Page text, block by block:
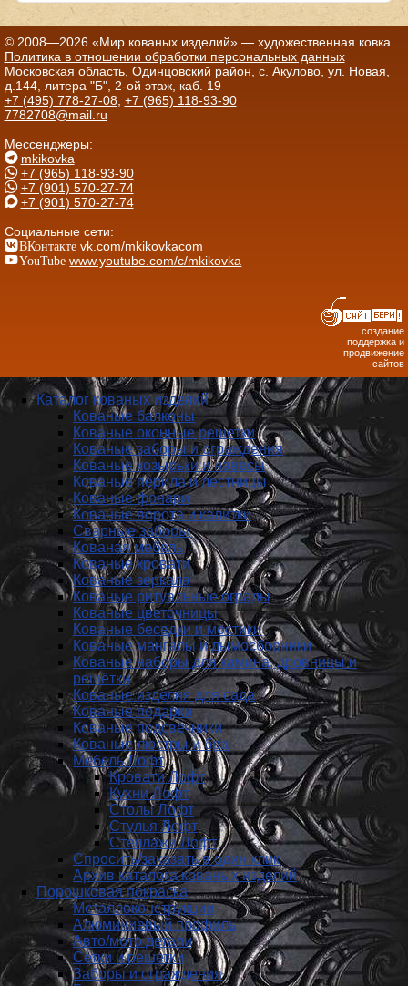
© 2008—2026 «Мир кованых изделий» — художественная ковка
Политика в отношении обработки персональных данных
Московская область, Одинцовский район, с. Акулово, ул. Новая,
д.144, литера "Б", 2-ой этаж, каб. 19
+7 (495) 778-27-08, +7 (965) 118-93-90
7782708@mail.ru
Мессенджеры:
mkikovka
+7 (965) 118-93-90
+7 (901) 570-27-74
+7 (901) 570-27-74
Социальные сети:
ВКонтакте vk.com/mkikovkacom
YouTube www.youtube.com/c/mkikovka
создание
поддержка и
продвижение
сайтов
Каталог кованых изделий
Кованые балконы
Кованые оконные решетки
Кованые заборы и ог­ражде­ния
Кованые козырьки и навесы
Кованые перила и лестницы
Кованые фонари
Кованые ворота и калитки
Сварные заборы
Кованая мебель
Кованые кровати
Кованые зеркала
Кованые ритуальные ограды
Кованые цветочницы
Кованые беседки и мостики
Кованые мангалы и дымосборники
Кованые наборы для камина, дровницы и
решётки
Кованые изделия для сада
Кованые подарки
Кованые подсвечники
Кованые люстры и бра
Мебель Лофт
Кровати Лофт
Кухни Лофт
Столы Лофт
Стулья Лофт
Стеллажи Лофт
Спросить/заказать в один клик
Архив каталога кованых изделий
Порошковая покраска
Металлоконструкции
Алюминиевый профиль
Авто/мото детали
Сетки и решетки
Заборы и ограждения